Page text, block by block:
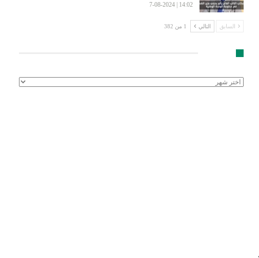
14:02 | 7-08-2024
السابق التالي 1 من 382
الأرشيف